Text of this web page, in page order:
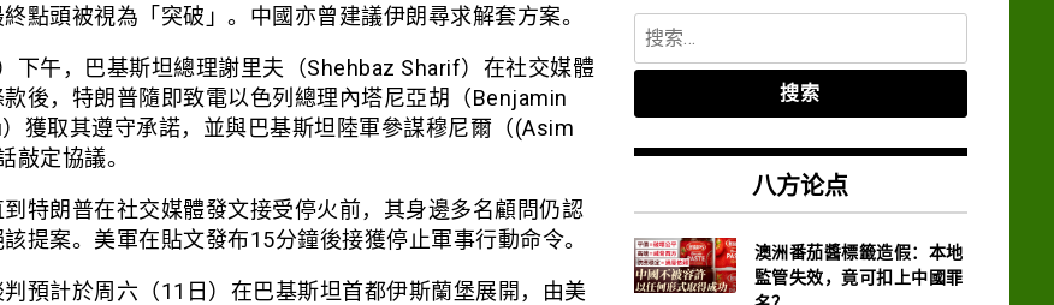
點頭被視為「突破」。中國亦曾建議伊朗尋求解套方案。
下午，巴基斯坦總理謝里夫（Shehbaz Sharif）在社交媒體
後，特朗普隨即致電以色列總理內塔尼亞胡（Benjamin
獲取其遵守承諾，並與巴基斯坦陸軍參謀穆尼爾（(Asim
敲定協議。
特朗普在社交媒體發文接受停火前，其身邊多名顧問仍認
提案。美軍在貼文發布15分鐘後接獲停止軍事行動命令。
預計於周六（11日）在巴基斯坦首都伊斯蘭堡展開，由美
搜
索：
八方论点
澳洲番茄醬標籤造假：本地
監管失效，竟可扣上中國罪